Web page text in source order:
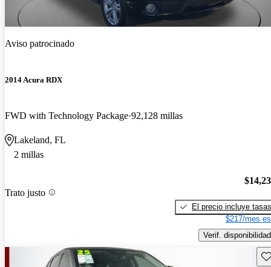
Aviso patrocinado
2014 Acura RDX
FWD with Technology Package 92,128 millas
Lakeland, FL
2 millas
Trato justo
El precio incluye tasas
$217/mes
Verif. disponibilidad